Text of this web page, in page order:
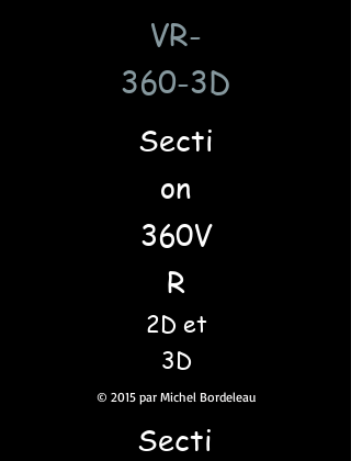
Secti
VR-
360-3D
© 2015 par Michel Bordeleau
Secti
on
360V
R
2D et
3D